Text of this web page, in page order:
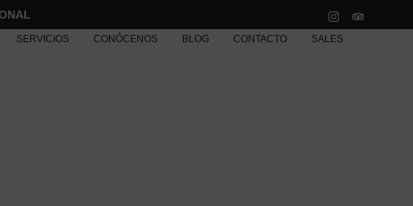
SERVICIOS CONÓCENOS BLOG CONTACTO SALES